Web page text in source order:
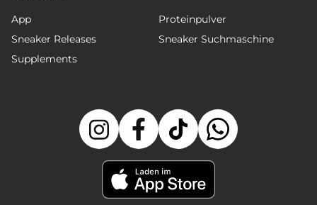
App
Proteinpulver
Sneaker Releases
Sneaker Suchmaschine
Supplements